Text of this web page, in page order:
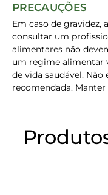
PRECAUÇÕES
Em caso de gravidez,
consultar um
alimentares não
um regime alimentar
de vida saudável.
recomendada.